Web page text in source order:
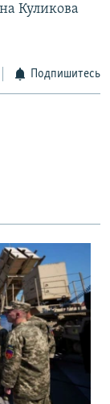
Куликова
Подпишитесь